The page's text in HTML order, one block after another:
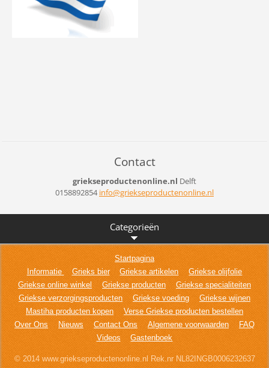
Contact
griekseproductenonline.nl Delft
0158892854info@griekseproductenonline.nl
Categorieën
Startpagina
Informatie
Grieks bier Griekse artikelen
Griekse olijfolie
Griekse online winkel
Griekse producten
Griekse specialiteiten
Griekse verzorgingsproducten
Griekse voeding
Griekse wijnen
Mastiha producten kopen
Verse Griekse producten bestellen
Over Ons
Nieuws Contact Ons Algemene voorwaarden
FAQ
Videos
Gastenboek
© 2014 www.griekseproductenonline.nl Rek.nr NL82INGB0006232637